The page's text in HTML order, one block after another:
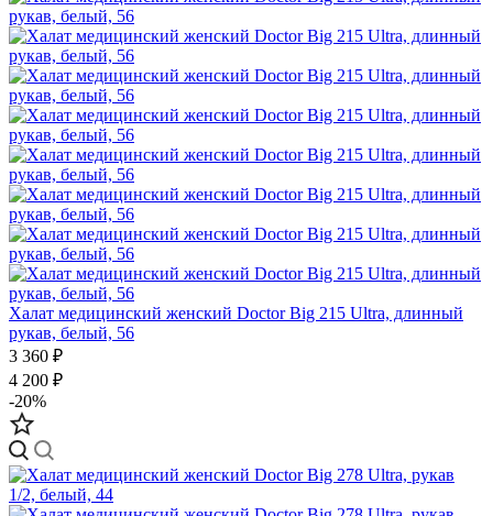
Халат медицинский женский Doctor Big 215 Ultra, длинный
рукав, белый, 56
3 360 ₽
4 200 ₽
-20%